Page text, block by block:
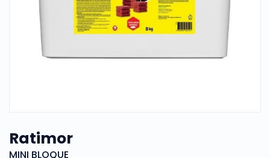
Ratimor
MINI BLOQUE